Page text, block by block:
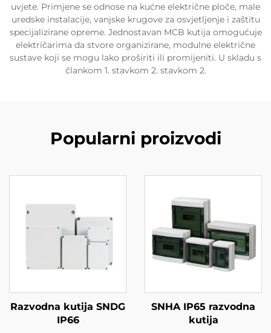
uvjete. Primjene se odnose na kućne električne ploče, male
uredske instalacije, vanjske krugove za osvjetljenje i zaštitu
specijalizirane opreme. Jednostavan MCB kutija omogućuje
električarima da stvore organizirane, modulne električne
sustave koji se mogu lako proširiti ili promijeniti. U skladu s
člankom 1. stavkom 2. stavkom 2.
Popularni proizvodi
Razvodna kutija SNDG
IP66
SNHA IP65 razvodna
kutija